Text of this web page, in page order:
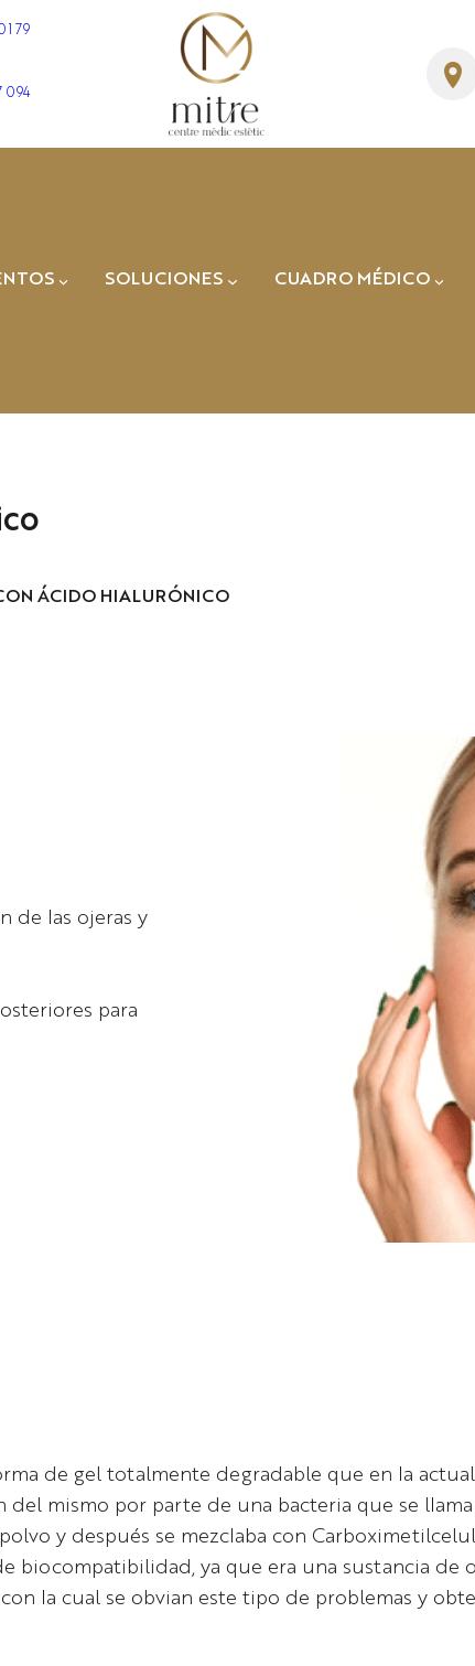
79
094
SOLUCIONES CUADRO MÉDICO
Dr. Enric
ÁCIDO HIALURÓNICO
de las ojeras y
para
de gel totalmente degradable que en la
mismo por parte de una bacteria que se
y después se mezclaba con
biocompatibilidad, ya que era una sustancia de
la cual se obvian este tipo de problemas y